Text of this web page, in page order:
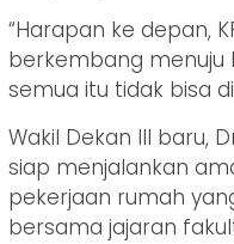
“Harapan ke depan,
berkembang menuju
semua itu tidak bisa
Wakil Dekan III baru,
siap menjalankan
pekerjaan rumah
bersama jajaran